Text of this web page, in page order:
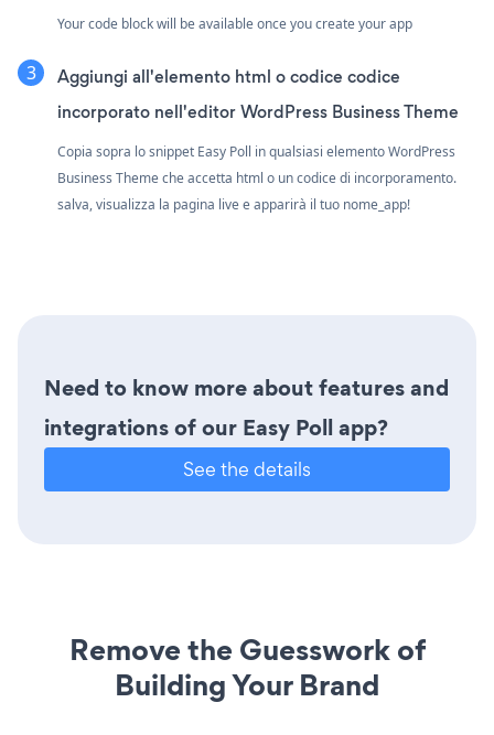
Your code block will be available once you create your app
Aggiungi all'elemento html o codice codice
incorporato nell'editor WordPress Business Theme
Copia sopra lo snippet Easy Poll in qualsiasi elemento WordPress
Business Theme che accetta html o un codice di incorporamento.
salva, visualizza la pagina live e apparirà il tuo nome_app!
Need to know more about features and
integrations of our Easy Poll app?
See the details
Remove the Guesswork of
Building Your Brand